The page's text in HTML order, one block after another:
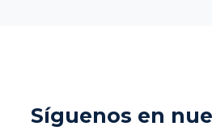
Síguenos en